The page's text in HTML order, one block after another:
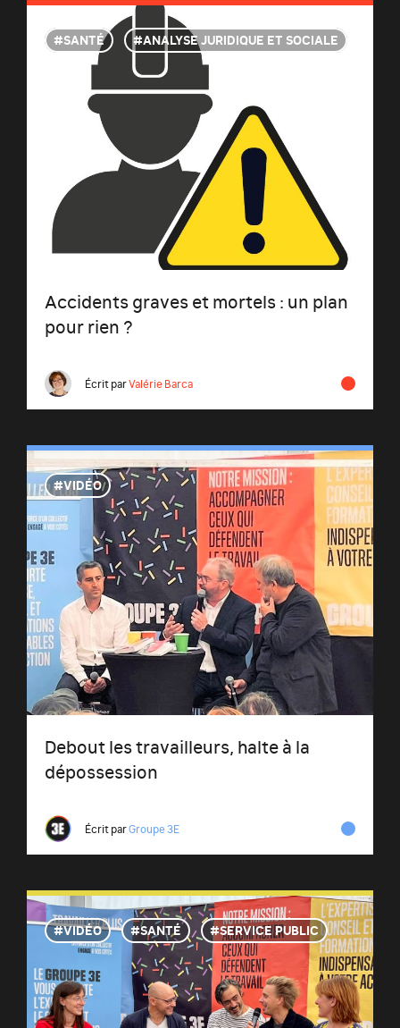
SANTÉ ANALYSE JURIDIQUE ET SOCIALE
Accidents graves et mortels : un plan
pour rien ?
Écrit parValérie Barca
VIDÉO
Debout les travailleurs, halte à la
dépossession
Écrit parGroupe 3E
VIDÉO SANTÉ SERVICE PUBLIC